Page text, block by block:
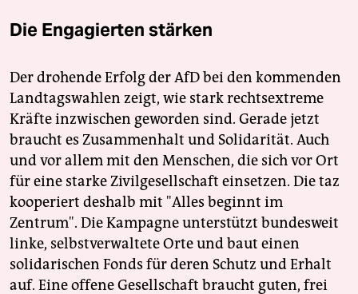
Die Engagierten stärken
Der drohende Erfolg der AfD bei den kommenden
Landtagswahlen zeigt, wie stark rechtsextreme
Kräfte inzwischen geworden sind. Gerade jetzt
braucht es Zusammenhalt und Solidarität. Auch
und vor allem mit den Menschen, die sich vor Ort
für eine starke Zivilgesellschaft einsetzen. Die taz
kooperiert deshalb mit "Alles beginnt im
Zentrum". Die Kampagne unterstützt bundesweit
linke, selbstverwaltete Orte und baut einen
solidarischen Fonds für deren Schutz und Erhalt
auf. Eine offene Gesellschaft braucht guten, frei